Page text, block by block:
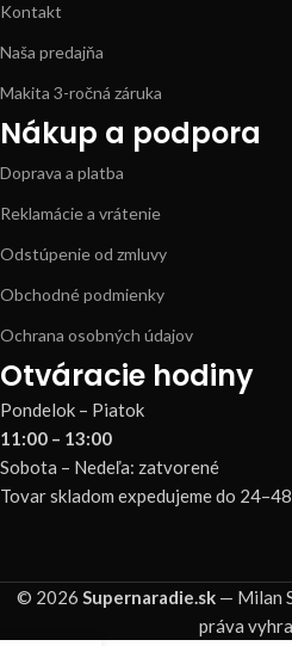
Kontakt
Naša predajňa
Makita 3-ročná záruka
Nákup a podpora
Doprava a platba
Reklamácie a vrátenie
Odstúpenie od zmluvy
Obchodné podmienky
Ochrana osobných údajov
Otváracie hodiny
Pondelok – Piatok
11:00 – 13:00
Sobota – Nedeľa: zatvorené
Tovar skladom expedujeme do
© 2026 Supernaradie.sk — Milan
práva